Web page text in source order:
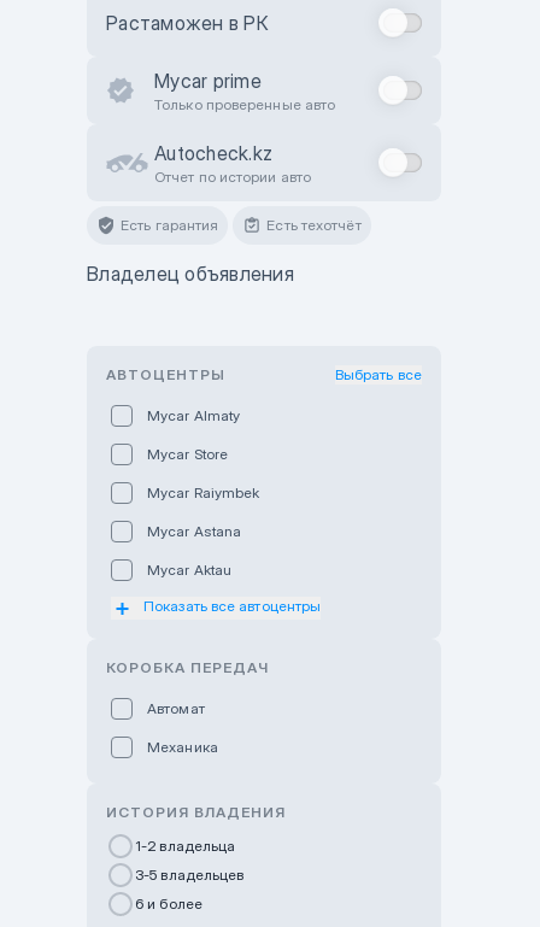
Растаможен в РК
Mycar prime
Только проверенные авто
Autocheck.kz
Отчет по истории авто
Есть гарантия Есть техотчёт
Владелец объявления
АВТОЦЕНТРЫ Выбрать все
Mycar Almaty
Mycar Store
Mycar Raiymbek
Mycar Astana
Mycar Aktau
Mycar Uralsk
GWM Nurly Zhol
Chery Astana
Показать все автоцентры
КОРОБКА ПЕРЕДАЧ
Автомат
Механика
ИСТОРИЯ ВЛАДЕНИЯ
1-2 владельца
3-5 владельцев
6 и более